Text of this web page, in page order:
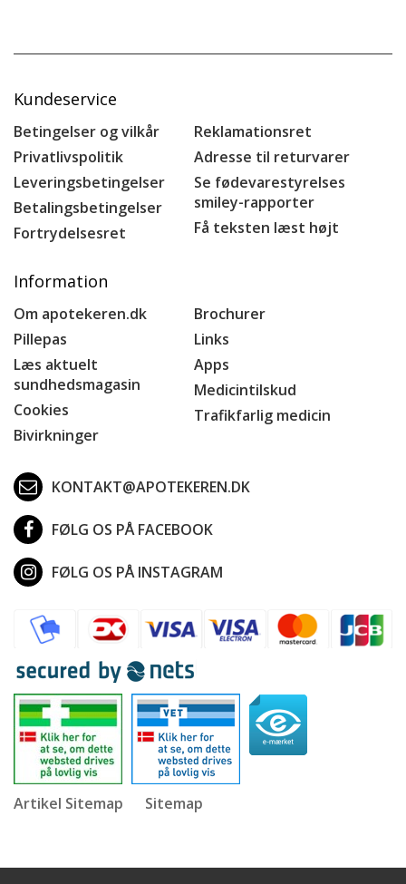
Kundeservice
Betingelser og vilkår
Privatlivspolitik
Leveringsbetingelser
Betalingsbetingelser
Fortrydelsesret
Reklamationsret
Adresse til returvarer
Se fødevarestyrelses
smiley-rapporter
Få teksten læst højt
Information
Om apotekeren.dk
Pillepas
Læs aktuelt
sundhedsmagasin
Cookies
Bivirkninger
Brochurer
Links
Apps
Medicintilskud
Trafikfarlig medicin
KONTAKT@APOTEKEREN.DK
FØLG OS PÅ FACEBOOK
FØLG OS PÅ INSTAGRAM
Artikel Sitemap Sitemap